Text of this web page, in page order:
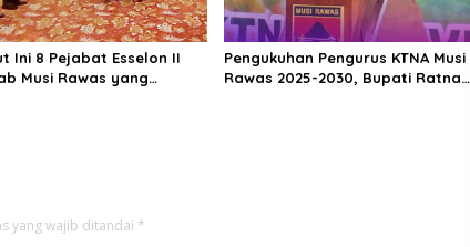
Ini 8 Pejabat Esselon II
Musi Rawas yang
Pengukuhan Pengurus KTNA Musi
Rawas 2025-2030, Bupati Ratna
yang wajib ditandai *